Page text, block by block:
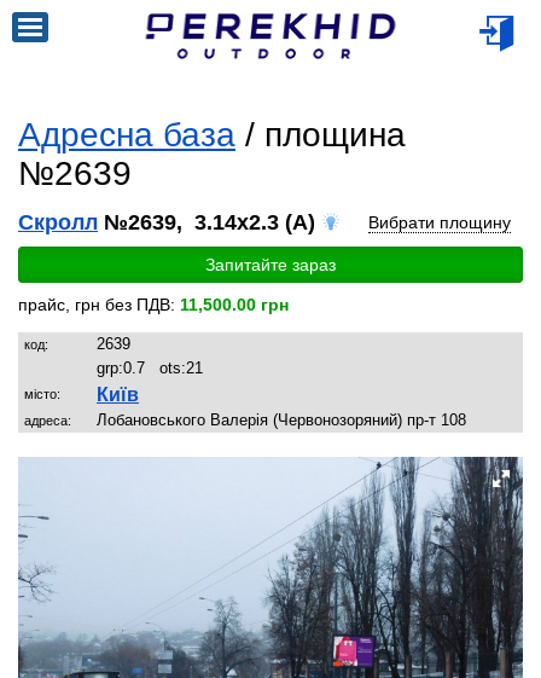
Адресна база / площина
№2639
Скролл №2639, 3.14x2.3 (A) Вибрати площину
Запитайте зараз
прайс, грн без ПДВ: 11,500.00 грн
код:
2639
grp:0.7 ots:21
місто: Київ
адреса: Лобановського Валерія (Червонозоряний) пр-т 108